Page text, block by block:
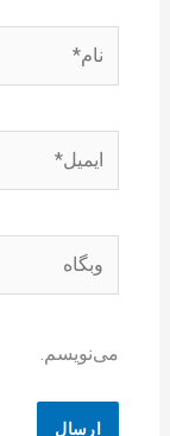
می‌نویسم.